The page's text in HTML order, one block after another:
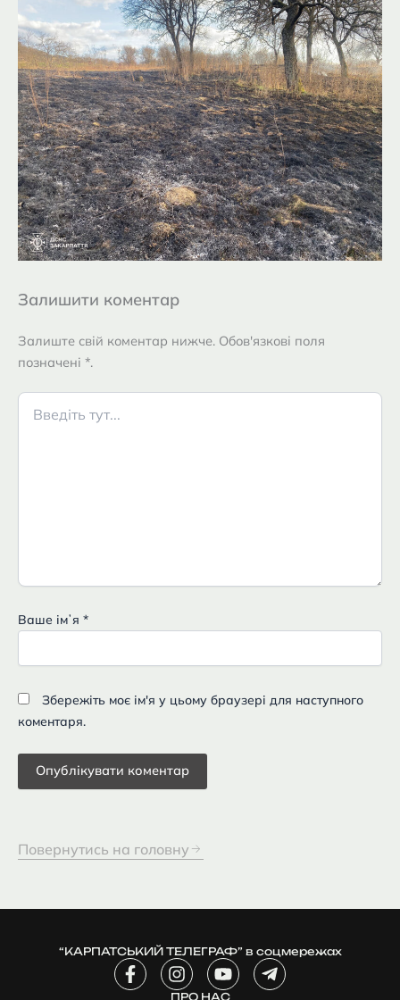
Залишити коментар
Залиште свій коментар нижче. Обов'язкові поля
позначені *.
Введіть
тут...
Ваше імʼя *
Збережіть моє ім'я у цьому браузері для наступного
коментаря.
Повернутись на головну
“КАРПАТСЬКИЙ ТЕЛЕГРАФ” в соцмережах
F
a
I
n
Y
o
T
e
ПРО НАС